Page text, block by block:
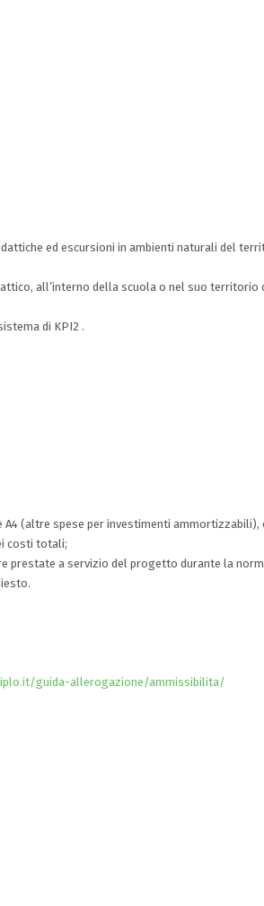
ed escursioni in ambienti naturali del
all’interno della scuola o nel suo territorio
di KPI2 .
A4 (altre spese per investimenti ammortizzabili),
costi totali;
prestate a servizio del progetto durante la
guida-allerogazione/ammissibilita/